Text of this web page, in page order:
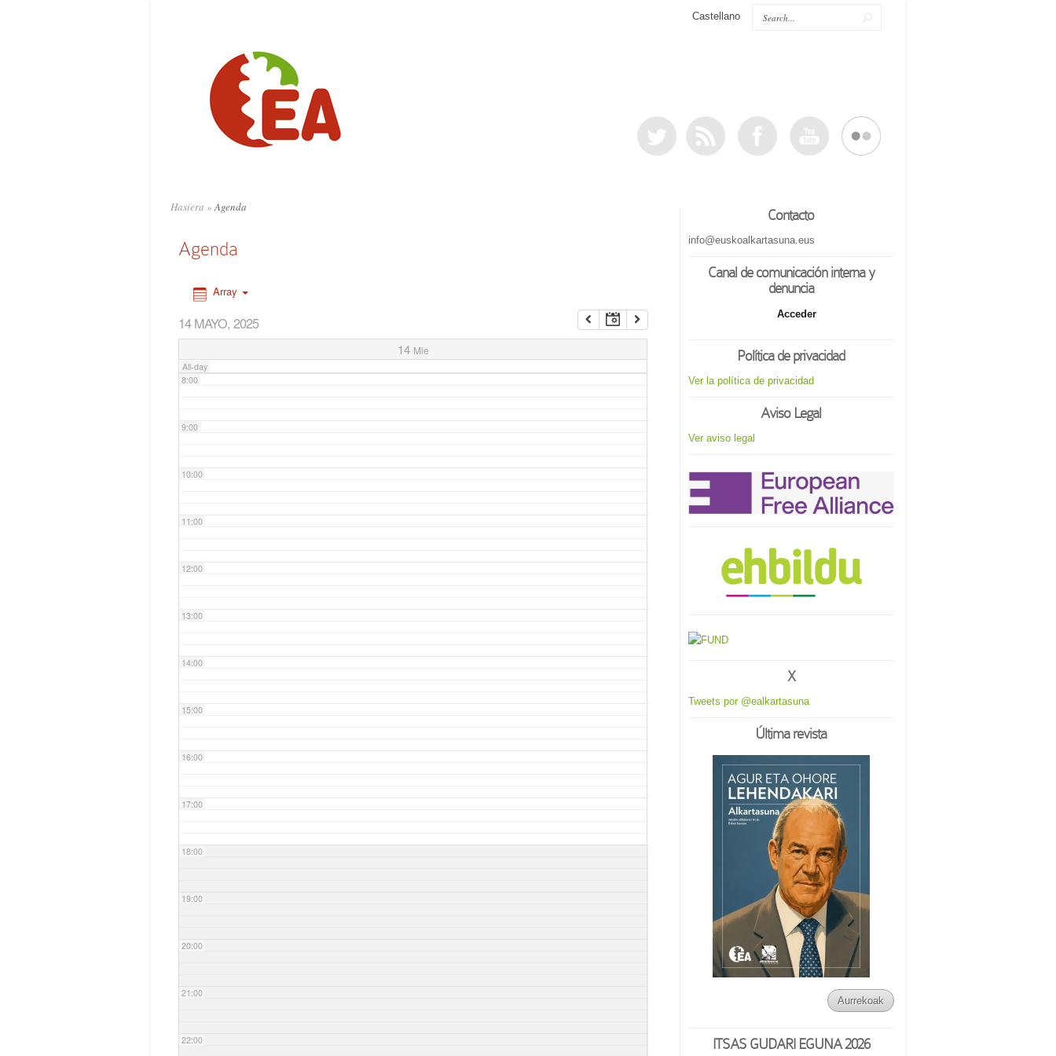
Castellano
Hasiera »Agenda
Agenda
Array
14 MAYO, 2025
14 Mie
All-day
6:00
8:00
9:00
10:00
11:00
12:00
13:00
14:00
15:00
16:00
17:00
18:00
19:00
20:00
21:00
22:00
Contacto
info@euskoalkartasuna.eus
Canal de comunicación interna y
denuncia
Acceder
Política de privacidad
Ver la política de privacidad
Aviso Legal
Ver aviso legal
X
Tweets por @ealkartasuna
Última revista
Aurrekoak
ITSAS GUDARI EGUNA 2026